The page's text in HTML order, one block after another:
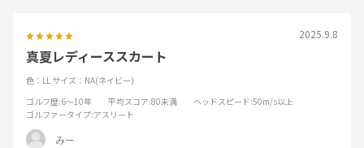
2025.9.8
真夏レディーススカート
色：LL サイズ：NA(ネイビー)
ゴルフ歴:6～10年 平均スコア:80未満 ヘッドスピード:50m/s以上
ゴルファータイプ:アスリート
みー